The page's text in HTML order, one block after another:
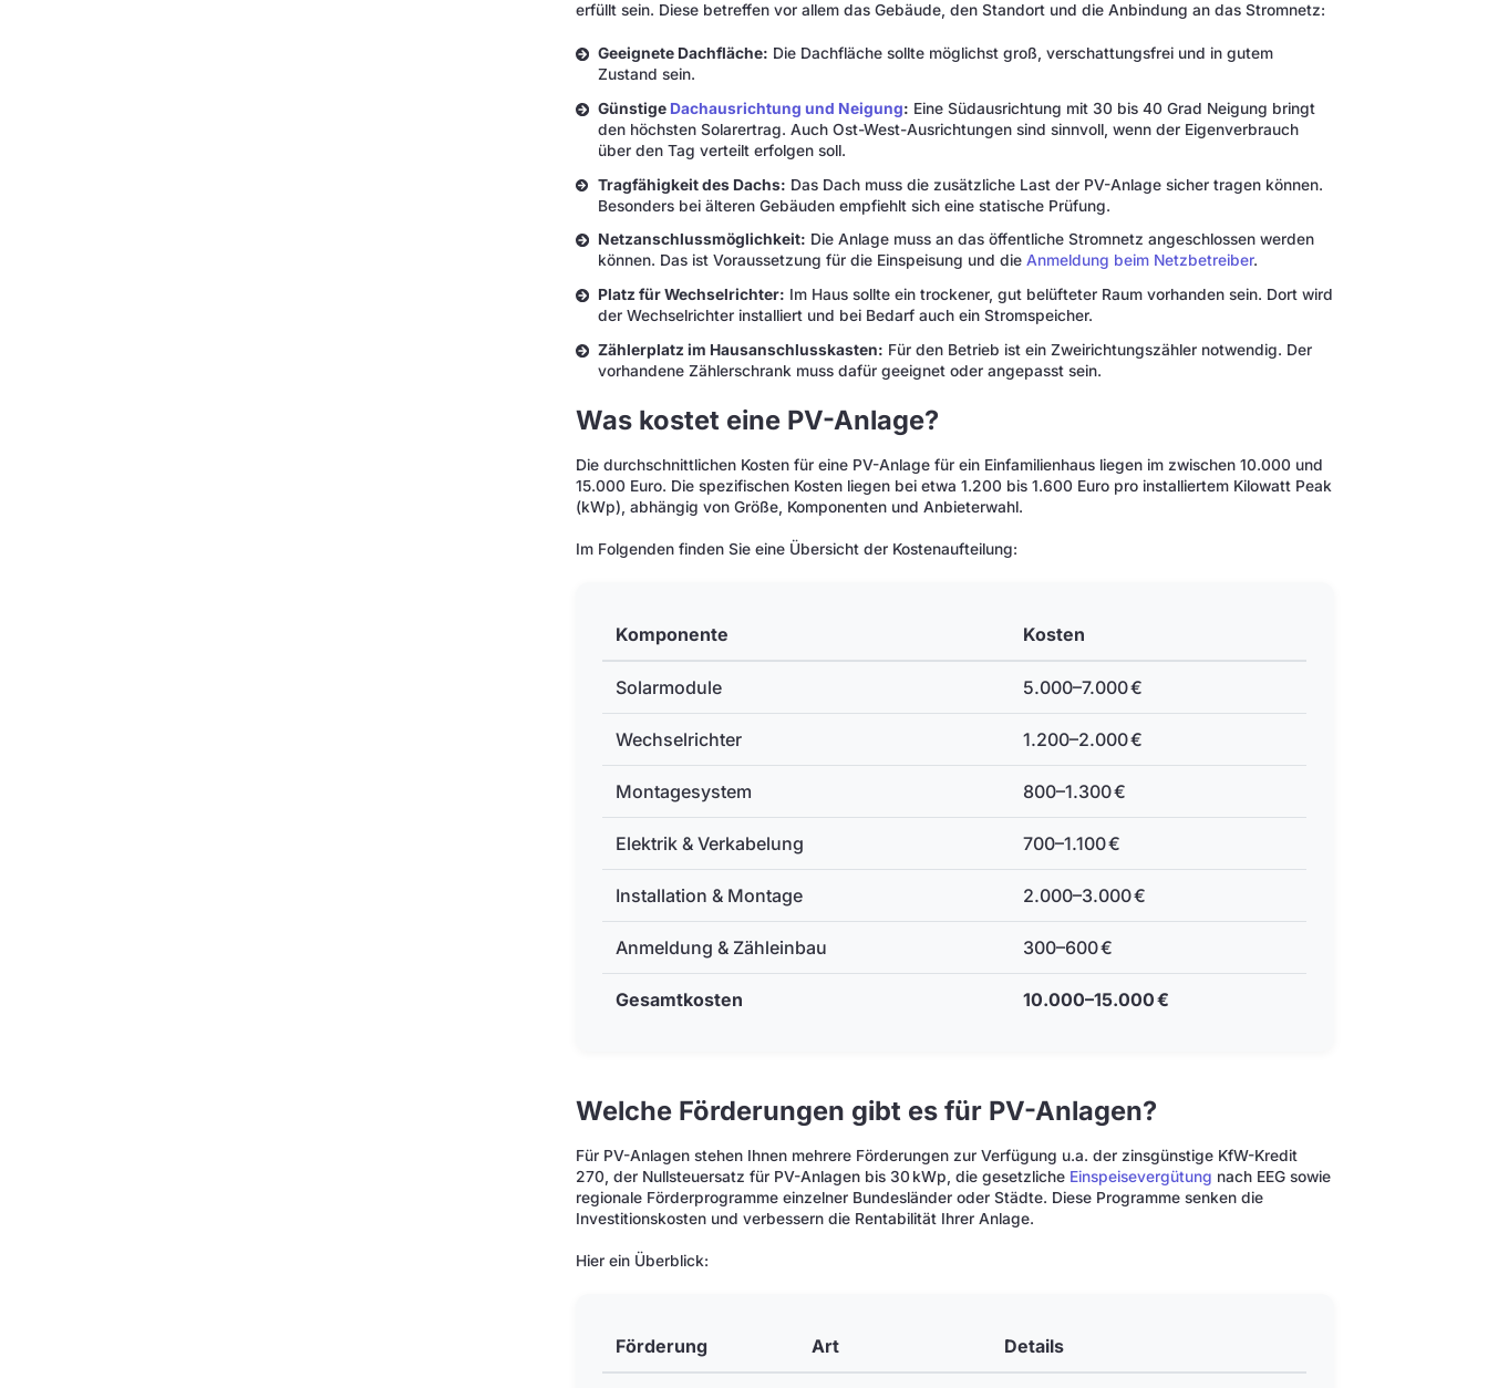
erfüllt sein. Diese betreffen vor allem das Gebäude, den Standort und die Anbindung an das Stromnetz:
Geeignete Dachfläche: Die Dachfläche sollte möglichst groß, verschattungsfrei und in gutem
Zustand sein.
Günstige Dachausrichtung und Neigung: Eine Südausrichtung mit 30 bis 40 Grad Neigung bringt
den höchsten Solarertrag. Auch Ost-West-Ausrichtungen sind sinnvoll, wenn der Eigenverbrauch
über den Tag verteilt erfolgen soll.
Tragfähigkeit des Dachs: Das Dach muss die zusätzliche Last der PV-Anlage sicher tragen können.
Besonders bei älteren Gebäuden empfiehlt sich eine statische Prüfung.
Netzanschlussmöglichkeit: Die Anlage muss an das öffentliche Stromnetz angeschlossen werden
können. Das ist Voraussetzung für die Einspeisung und die Anmeldung beim Netzbetreiber.
Platz für Wechselrichter: Im Haus sollte ein trockener, gut belüfteter Raum vorhanden sein. Dort wird
der Wechselrichter installiert und bei Bedarf auch ein Stromspeicher.
Zählerplatz im Hausanschlusskasten: Für den Betrieb ist ein Zweirichtungszähler notwendig. Der
vorhandene Zählerschrank muss dafür geeignet oder angepasst sein.
Was kostet eine PV-Anlage?
Die durchschnittlichen Kosten für eine PV-Anlage für ein Einfamilienhaus liegen im zwischen 10.000 und
15.000 Euro. Die spezifischen Kosten liegen bei etwa 1.200 bis 1.600 Euro pro installiertem Kilowatt Peak
(kWp), abhängig von Größe, Komponenten und Anbieterwahl.
Im Folgenden finden Sie eine Übersicht der Kostenaufteilung:
Komponente Kosten
Solarmodule 5.000–7.000 €
Wechselrichter 1.200–2.000 €
Montagesystem 800–1.300 €
Elektrik & Verkabelung 700–1.100 €
Installation & Montage 2.000–3.000 €
Anmeldung & Zähleinbau 300–600 €
Gesamtkosten 10.000–15.000 €
Welche Förderungen gibt es für PV-Anlagen?
Für PV-Anlagen stehen Ihnen mehrere Förderungen zur Verfügung u.a. der zinsgünstige KfW-Kredit
270, der Nullsteuersatz für PV-Anlagen bis 30 kWp, die gesetzliche Einspeisevergütung nach EEG sowie
regionale Förderprogramme einzelner Bundesländer oder Städte. Diese Programme senken die
Investitionskosten und verbessern die Rentabilität Ihrer Anlage.
Hier ein Überblick:
Förderung Art Details